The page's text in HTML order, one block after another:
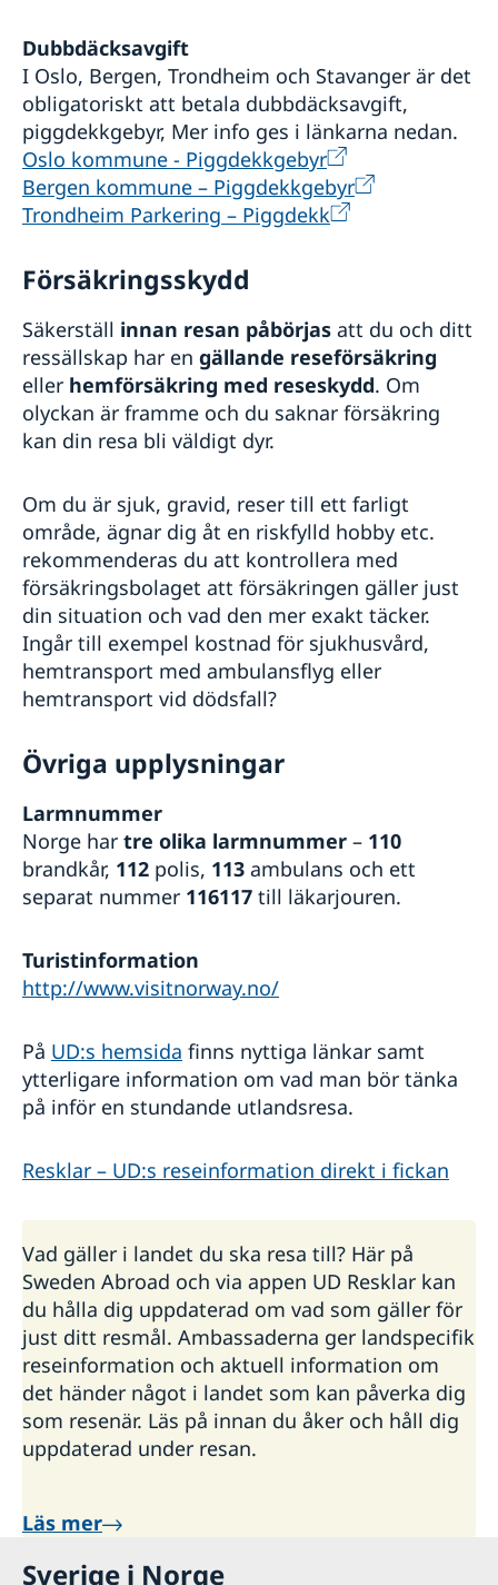
Dubbdäcksavgift
I Oslo, Bergen, Trondheim och Stavanger är det
obligatoriskt att betala dubbdäcksavgift,
piggdekkgebyr, Mer info ges i länkarna nedan.
Oslo kommune - Piggdekkgebyr
Bergen kommune – Piggdekkgebyr
Trondheim Parkering – Piggdekk
Försäkringsskydd
Säkerställ innan resan påbörjas att du och ditt
ressällskap har en gällande reseförsäkring
eller hemförsäkring med reseskydd. Om
olyckan är framme och du saknar försäkring
kan din resa bli väldigt dyr.
Om du är sjuk, gravid, reser till ett farligt
område, ägnar dig åt en riskfylld hobby etc.
rekommenderas du att kontrollera med
försäkringsbolaget att försäkringen gäller just
din situation och vad den mer exakt täcker.
Ingår till exempel kostnad för sjukhusvård,
hemtransport med ambulansflyg eller
hemtransport vid dödsfall?
Övriga upplysningar
Larmnummer
Norge har tre olika larmnummer – 110
brandkår, 112 polis, 113 ambulans och ett
separat nummer 116117 till läkarjouren.
Turistinformation
http://www.visitnorway.no/
På UD:s hemsida finns nyttiga länkar samt
ytterligare information om vad man bör tänka
på inför en stundande utlandsresa.
Resklar – UD:s reseinformation direkt i fickan
Vad gäller i landet du ska resa till? Här på
Sweden Abroad och via appen UD Resklar kan
du hålla dig uppdaterad om vad som gäller för
just ditt resmål. Ambassaderna ger landspecifik
reseinformation och aktuell information om
det händer något i landet som kan påverka dig
som resenär. Läs på innan du åker och håll dig
uppdaterad under resan.
Läs mer
Sverige i Norge